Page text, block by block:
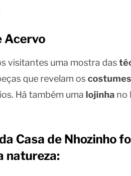
Acervo
visitantes uma mostra das
que revelam oscostumes
Há também uma lojinhano
Casa de Nhozinho
natureza: